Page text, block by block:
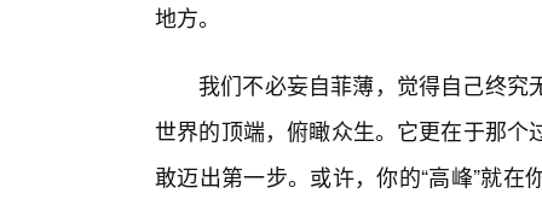
地方。
我们不必妄自菲薄，觉得自己终
世界的顶端，俯瞰众生。它更在于那
敢迈出第一步。或许，你的“高峰”就